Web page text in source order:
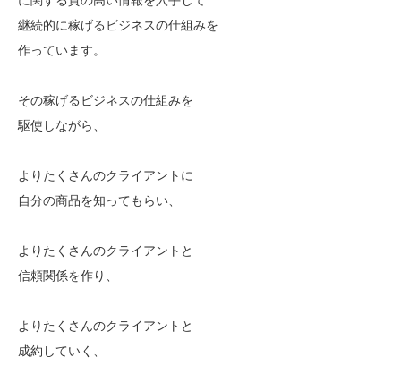
継続的に稼げるビジネスの仕組みを
作っています。
その稼げるビジネスの仕組みを
駆使しながら、
よりたくさんのクライアントに
自分の商品を知ってもらい、
よりたくさんのクライアントと
信頼関係を作り、
よりたくさんのクライアントと
成約していく、